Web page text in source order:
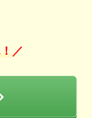
／